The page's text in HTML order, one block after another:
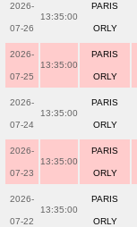
2026-
07-26
13:35:00
PARIS
ORLY
2026-
07-25
13:35:00
PARIS
ORLY
2026-
07-24
13:35:00
PARIS
ORLY
2026-
07-23
13:35:00
PARIS
ORLY
2026-
07-22
13:35:00
PARIS
ORLY